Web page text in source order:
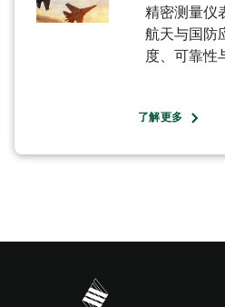
精密测量仪
航天与国防
度、可靠性
了解更多